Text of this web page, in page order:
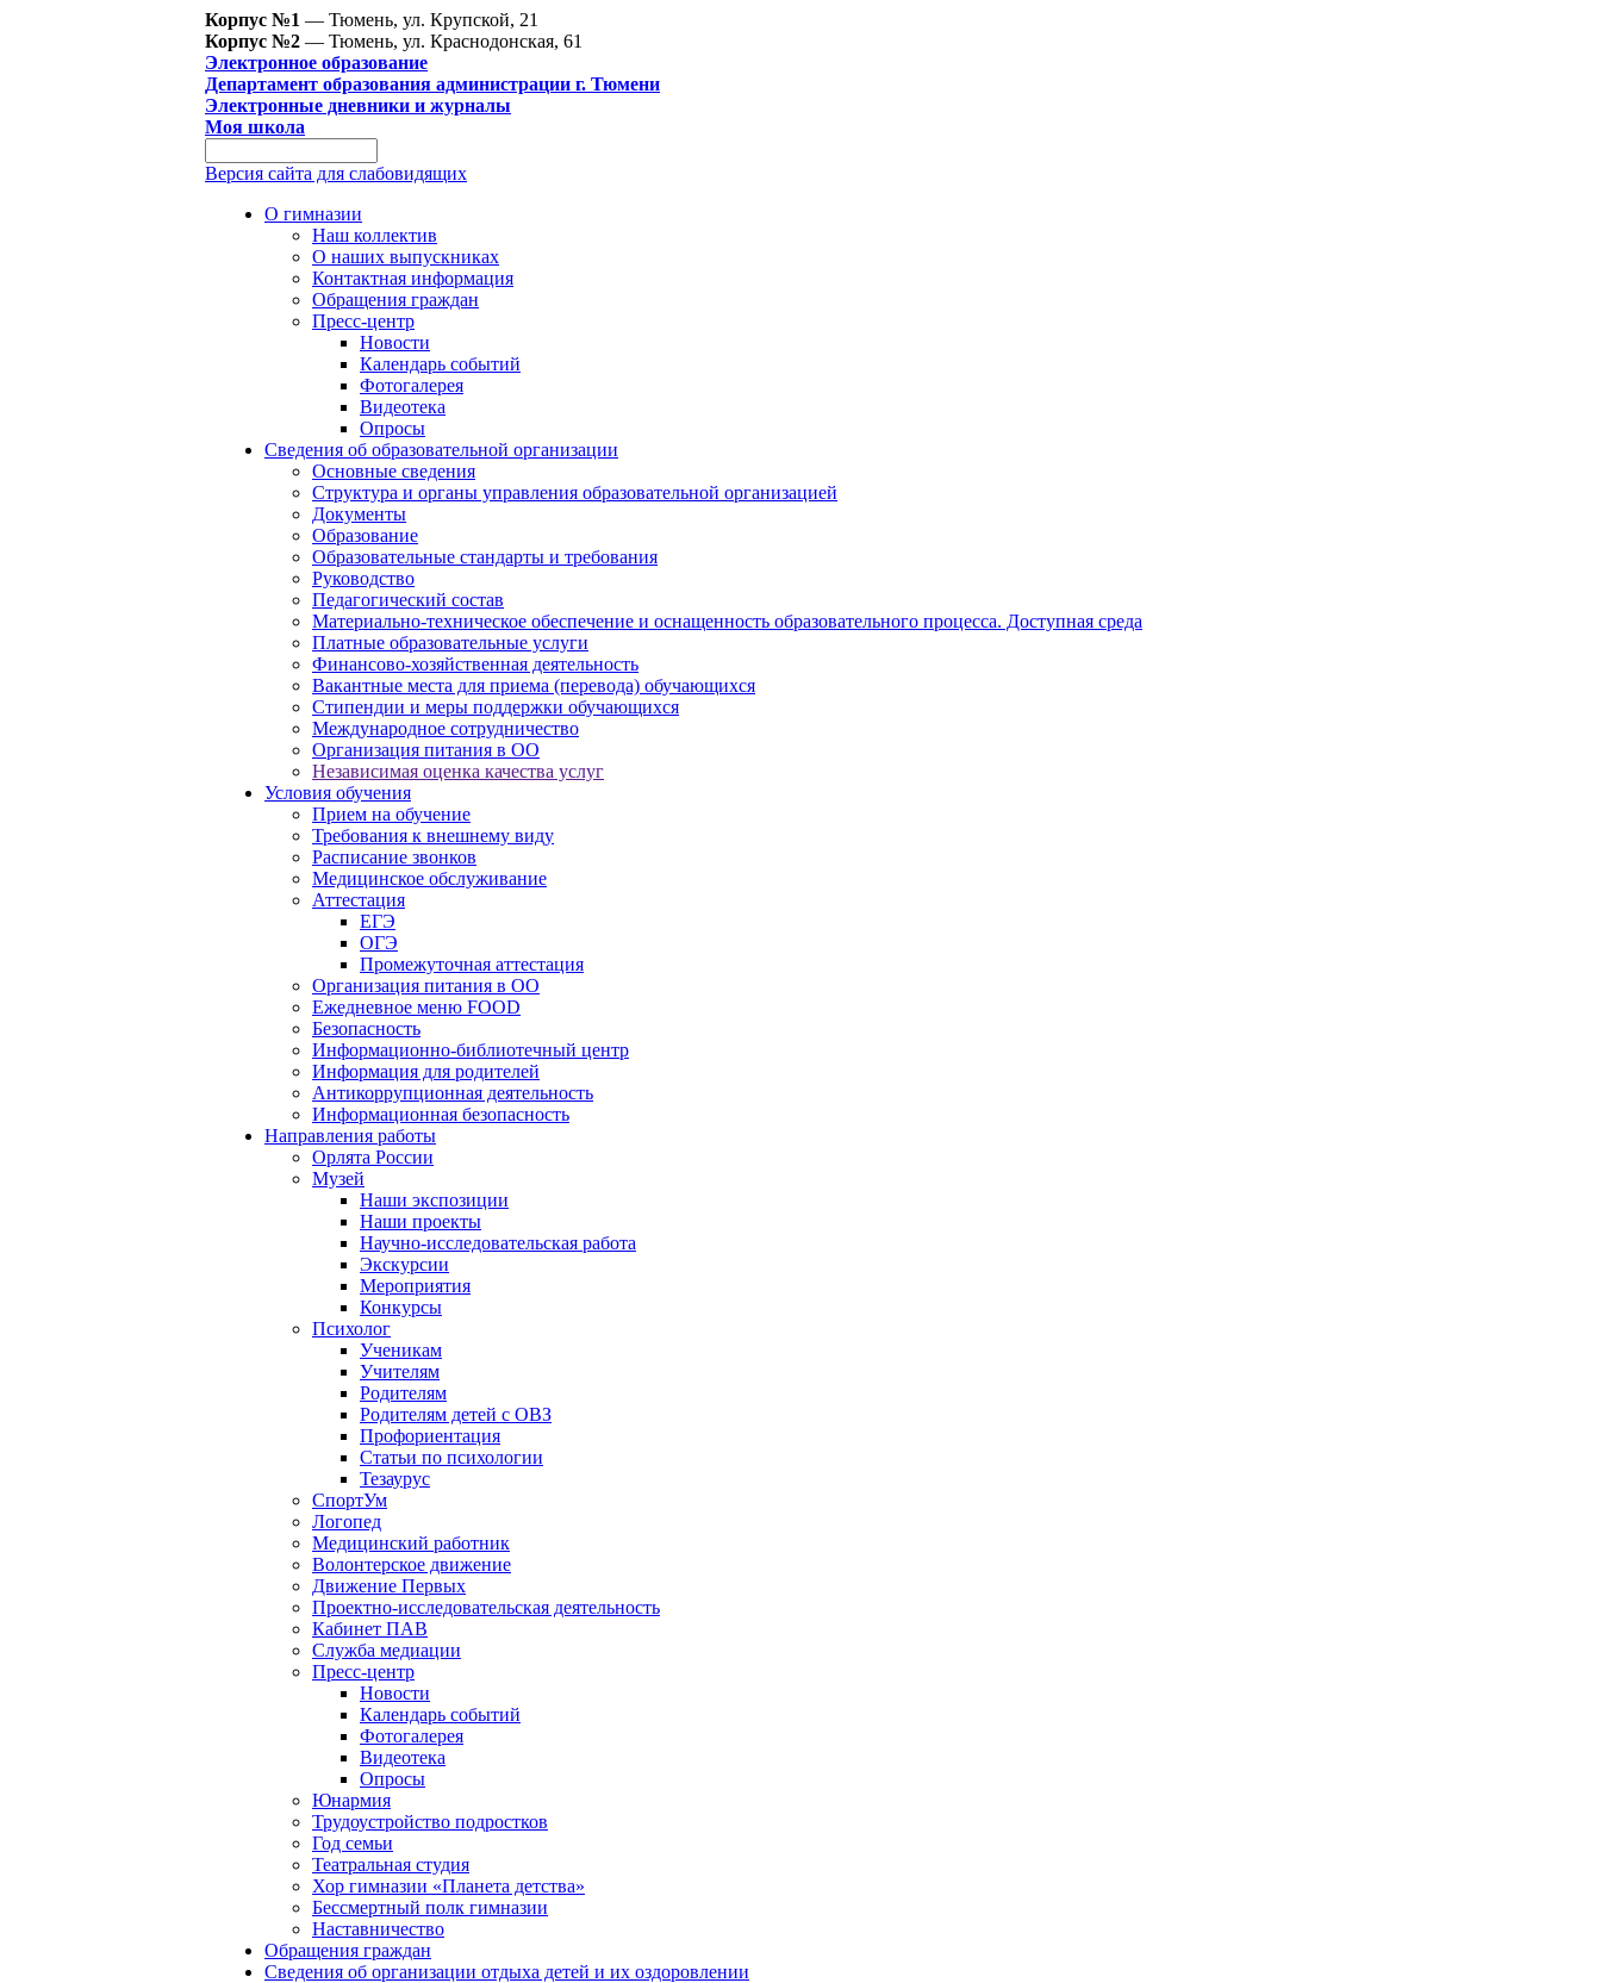
Корпус №1 — Тюмень, ул. Крупской, 21
Корпус №2 — Тюмень, ул. Краснодонская, 61
Электронное образование
Департамент образования администрации г. Тюмени
Электронные дневники и журналы
Моя школа
Версия сайта для слабовидящих
О гимназии
Наш коллектив
О наших выпускниках
Контактная информация
Обращения граждан
Пресс-центр
Новости
Календарь событий
Фотогалерея
Видеотека
Опросы
Сведения об образовательной организации
Основные сведения
Структура и органы управления образовательной организацией
Документы
Образование
Образовательные стандарты и требования
Руководство
Педагогический состав
Материально-техническое обеспечение и оснащенность образовательного процесса. Доступная среда
Платные образовательные услуги
Финансово-хозяйственная деятельность
Вакантные места для приема (перевода) обучающихся
Стипендии и меры поддержки обучающихся
Международное сотрудничество
Организация питания в ОО
Независимая оценка качества услуг
Условия обучения
Прием на обучение
Требования к внешнему виду
Расписание звонков
Медицинское обслуживание
Аттестация
ЕГЭ
ОГЭ
Промежуточная аттестация
Организация питания в ОО
Ежедневное меню FOOD
Безопасность
Информационно-библиотечный центр
Информация для родителей
Антикоррупционная деятельность
Информационная безопасность
Направления работы
Орлята России
Музей
Наши экспозиции
Наши проекты
Научно-исследовательская работа
Экскурсии
Мероприятия
Конкурсы
Психолог
Ученикам
Учителям
Родителям
Родителям детей с ОВЗ
Профориентация
Статьи по психологии
Тезаурус
СпортУм
Логопед
Медицинский работник
Волонтерское движение
Движение Первых
Проектно-исследовательская деятельность
Кабинет ПАВ
Служба медиации
Пресс-центр
Новости
Календарь событий
Фотогалерея
Видеотека
Опросы
Юнармия
Трудоустройство подростков
Год семьи
Театральная студия
Хор гимназии «Планета детства»
Бессмертный полк гимназии
Наставничество
Обращения граждан
Сведения об организации отдыха детей и их оздоровлении